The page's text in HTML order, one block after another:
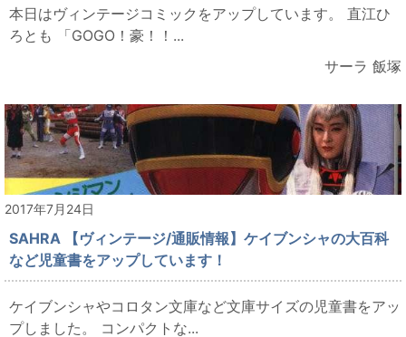
本日はヴィンテージコミックをアップしています。 直江ひ
ろとも 「GOGO！豪！！...
サーラ 飯塚
2017年7月24日
SAHRA 【ヴィンテージ/通販情報】ケイブンシャの大百科
など児童書をアップしています！
ケイブンシャやコロタン文庫など文庫サイズの児童書をアッ
プしました。 コンパクトな...